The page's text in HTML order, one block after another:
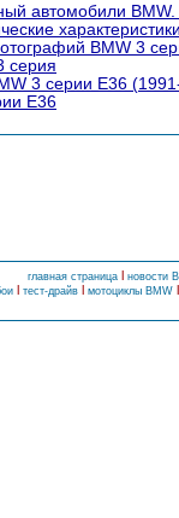
автомобили
BMW 3
серия
3 серии E36 (1991-
E36
главная страница l новости
l тест-драйвl мотоциклы BMW